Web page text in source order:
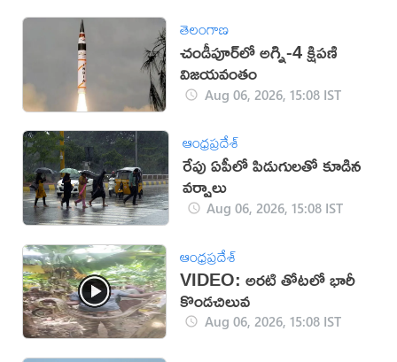
తెలంగాణ
చండీపూర్‌లో అగ్ని-4 క్షిపణి
విజయవంతం
Aug 06, 2026, 15:08 IST
ఆంధ్రప్రదేశ్
రేపు ఏపీలో పిడుగులతో కూడిన
వర్షాలు
Aug 06, 2026, 15:08 IST
ఆంధ్రప్రదేశ్
VIDEO: అరటి తోటలో భారీ
కొండచిలువ
Aug 06, 2026, 15:08 IST